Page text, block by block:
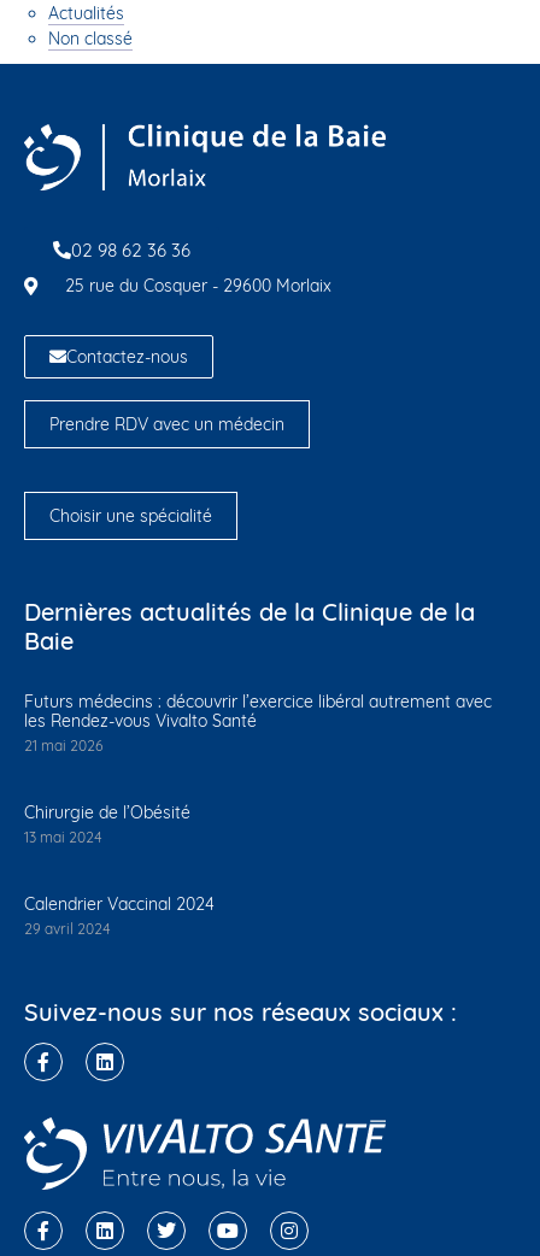
Actualités
Non classé
02 98 62 36 36
25 rue du Cosquer - 29600 Morlaix
Contactez-nous
Prendre RDV avec un médecin
Choisir une spécialité
Dernières actualités de la Clinique de la
Baie
Futurs médecins : découvrir l’exercice libéral autrement avec
les Rendez-vous Vivalto Santé
21 mai 2026
Chirurgie de l’Obésité
13 mai 2024
Calendrier Vaccinal 2024
29 avril 2024
Suivez-nous sur nos réseaux sociaux :